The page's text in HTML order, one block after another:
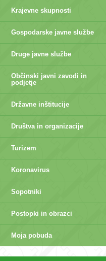
Krajevne skupnosti
Gospodarske javne službe
Druge javne službe
Občinski javni zavodi in
podjetje
Državne inštitucije
Društva in organizacije
Turizem
Koronavirus
Sopotniki
Postopki in obrazci
Moja pobuda